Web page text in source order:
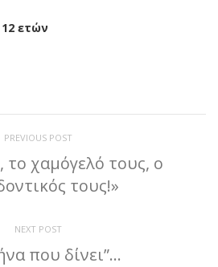
ετών
PREVIOUS POST
το χαμόγελό τους, ο
τους!»
NEXT POST
που δίνει”…